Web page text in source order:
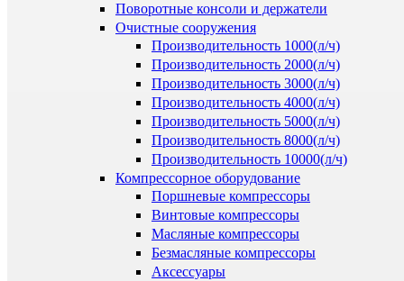
Поворотные консоли и держатели
Очистные сооружения
Производительность 1000(л/ч)
Производительность 2000(л/ч)
Производительность 3000(л/ч)
Производительность 4000(л/ч)
Производительность 5000(л/ч)
Производительность 8000(л/ч)
Производительность 10000(л/ч)
Компрессорное оборудование
Поршневые компрессоры
Винтовые компрессоры
Масляные компрессоры
Безмасляные компрессоры
Аксессуары